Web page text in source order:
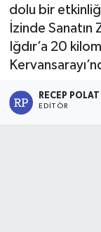
dolu bir
İzinde Sanatın
Iğdır’a 20
RECEP POLAT
EDITÖR